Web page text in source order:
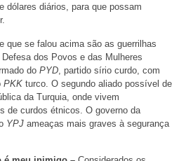
dólares diários, para que possam
que se falou acima são as guerrilhas
dos Povos e das Mulheres
do PYD , partido sírio curdo, com
PKK turco. O segundo aliado possível de
da Turquia, onde vivem
de curdos étnicos. O governo da
YPJ ameaças mais graves à segurança